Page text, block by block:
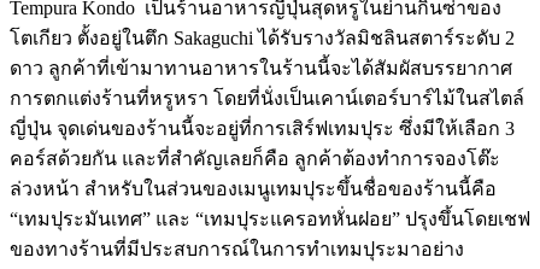
Tempura Kondo เป็นร้านอาหารญี่ปุ่นสุดหรูในย่านกินซ่าของ
โตเกียว ตั้งอยู่ในตึก Sakaguchi ได้รับรางวัลมิชลินสตาร์ระดับ 2
ดาว ลูกค้าที่เข้ามาทานอาหารในร้านนี้จะได้สัมผัสบรรยากาศ
การตกแต่งร้านที่หรูหรา โดยที่นั่งเป็นเคาน์เตอร์บาร์ไม้ในสไตล์
ญี่ปุ่น จุดเด่นของร้านนี้จะอยู่ที่การเสิร์ฟเทมปุระ ซึ่งมีให้เลือก 3
คอร์สด้วยกัน และที่สำคัญเลยก็คือ ลูกค้าต้องทำการจองโต๊ะ
ล่วงหน้า สำหรับในส่วนของเมนูเทมปุระขึ้นชื่อของร้านนี้คือ
“เทมปุระมันเทศ” และ “เทมปุระแครอทหั่นฝอย” ปรุงขึ้นโดยเชฟ
ของทางร้านที่มีประสบการณ์ในการทำเทมปุระมาอย่าง